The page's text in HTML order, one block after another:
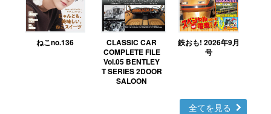
ねこno.136
CLASSIC CAR
COMPLETE FILE
Vol.05 BENTLEY
T SERIES 2DOOR
SALOON
鉄おも! 2026年9月
号
全てを見る